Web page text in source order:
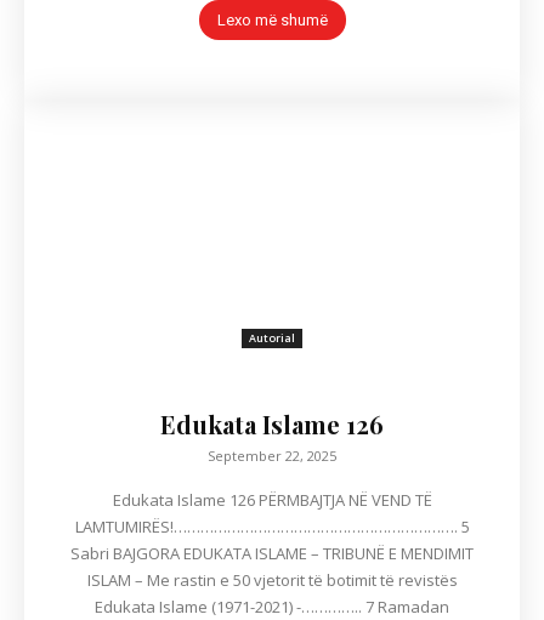
Lexo më shumë
Autorial
Edukata Islame 126
September 22, 2025
Edukata Islame 126 PËRMBAJTJA NË VEND TË
LAMTUMIRËS!………………………………………………………. 5
Sabri BAJGORA EDUKATA ISLAME – TRIBUNË E MENDIMIT
ISLAM – Me rastin e 50 vjetorit të botimit të revistës
Edukata Islame (1971-2021) -………….. 7 Ramadan